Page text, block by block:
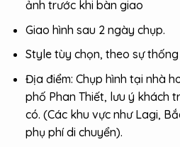
ảnh trước khi bàn giao
Giao hình sau 2 ngày chụp.
Style tùy chọn, theo sự
Địa điểm: Chụp hình tại nhà
phố Phan Thiết, lưu ý khách
có. (Các khu vực như Lagi,
phụ phí di chuyển).